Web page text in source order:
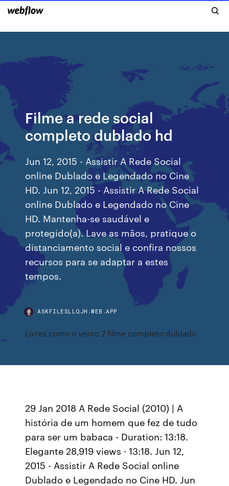
Filme a rede social
completo dublado hd
Jun 12, 2015 - Assistir A Rede Social
online Dublado e Legendado no Cine
HD. Jun 12, 2015 - Assistir A Rede Social
online Dublado e Legendado no Cine
HD. Mantenha-se saudável e
protegido(a). Lave as mãos, pratique o
distanciamento social e confira nossos
recursos para se adaptar a estes
tempos.
ASKFILESLLQJH.WEB.APP
Livres como o vento 2 filme completo dublado
29 Jan 2018 A Rede Social (2010) | A
história de um homem que fez de tudo
para ser um babaca - Duration: 13:18.
Elegante 28,919 views · 13:18. Jun 12,
2015 - Assistir A Rede Social online
Dublado e Legendado no Cine HD. Jun